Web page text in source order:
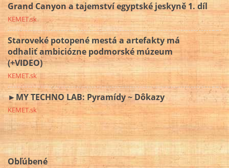
Grand Canyon a tajemství egyptské jeskyně 1. díl
KEMET.sk
Staroveké potopené mestá a artefakty má
odhaliť ambiciózne podmorské múzeum
(+VIDEO)
KEMET.sk
►MY TECHNO LAB: Pyramídy ~ Dôkazy
KEMET.sk
Obľúbené